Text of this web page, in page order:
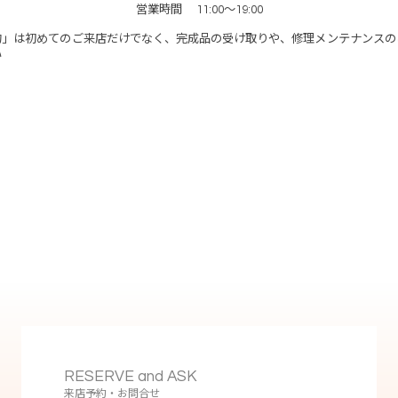
営業時間 11:00～19:00
は初めてのご来店だけでなく、完成品の受け取りや、修理メンテナンス
RESERVE and ASK
来店予約・お問合せ